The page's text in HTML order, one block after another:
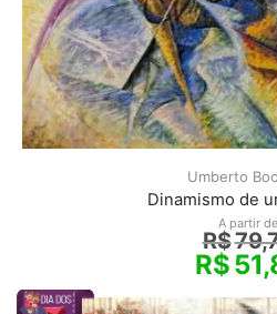
Umberto
Dinamismo de
A partir de
R$
R$